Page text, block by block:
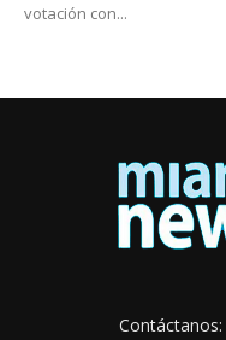
votación con...
Contáctanos: